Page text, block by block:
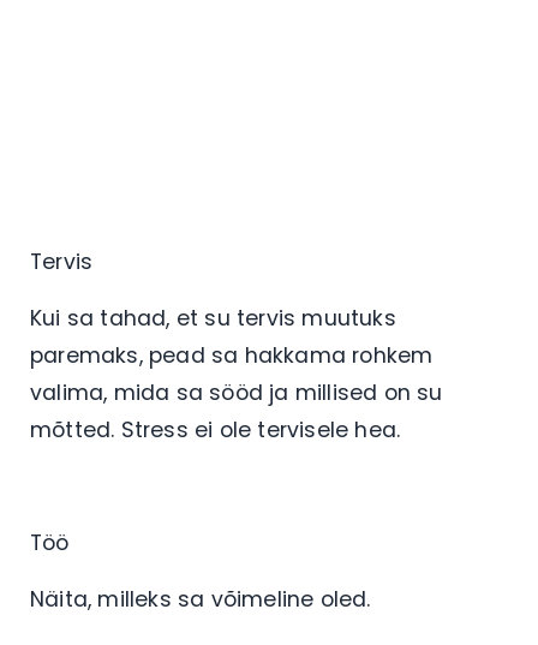
Tervis
Kui sa tahad, et su tervis muutuks
paremaks, pead sa hakkama rohkem
valima, mida sa sööd ja millised on su
mõtted. Stress ei ole tervisele hea.
Töö
Näita, milleks sa võimeline oled.